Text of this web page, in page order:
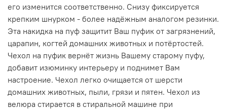
его изменится соответственно. Снизу фиксируется
крепким шнурком - более надёжным аналогом резинки.
Эта накидка на пуф защитит Ваш пуфик от загрязнений,
царапин, когтей домашних животных и потёртостей.
Чехол на пуфик вернёт жизнь Вашему старому пуфу,
добавит изюминку интерьеру и поднимет Вам
настроение. Чехол легко очищается от шерсти
домашних животных, пыли, грязи и пятен. Чехол из
велюра стирается в стиральной машине при